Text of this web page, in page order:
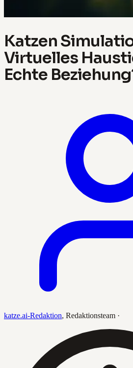
Katzen
Virtuelles
Echte
katze.ai-Redaktion, Redaktionsteam ·